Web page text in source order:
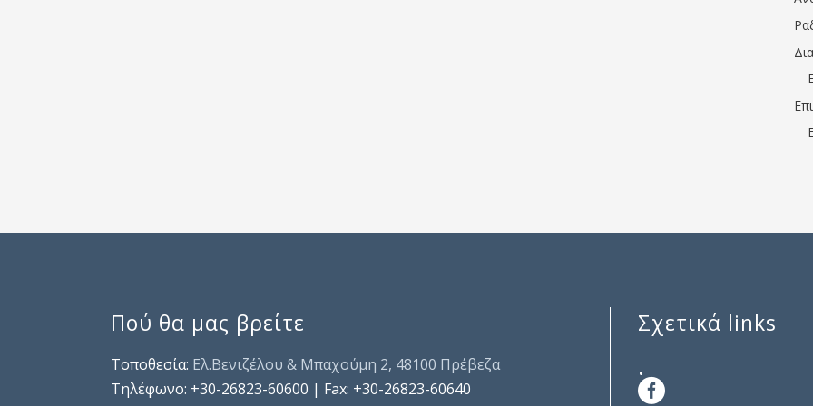
Πού θα μας βρείτε
Τοποθεσία: Ελ.Βενιζέλου & Μπαχούμη 2, 48100 Πρέβεζα
Τηλέφωνo: +30-26823-60600 | Fax: +30-26823-60640
Σχετικά links
.